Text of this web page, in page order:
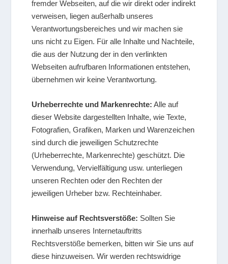
fremder Webseiten, auf die wir direkt oder indirekt
verweisen, liegen außerhalb unseres
Verantwortungsbereiches und wir machen sie
uns nicht zu Eigen. Für alle Inhalte und Nachteile,
die aus der Nutzung der in den verlinkten
Webseiten aufrufbaren Informationen entstehen,
übernehmen wir keine Verantwortung.
Urheberrechte und Markenrechte: Alle auf
dieser Website dargestellten Inhalte, wie Texte,
Fotografien, Grafiken, Marken und Warenzeichen
sind durch die jeweiligen Schutzrechte
(Urheberrechte, Markenrechte) geschützt. Die
Verwendung, Vervielfältigung usw. unterliegen
unseren Rechten oder den Rechten der
jeweiligen Urheber bzw. Rechteinhaber.
Hinweise auf Rechtsverstöße: Sollten Sie
innerhalb unseres Internetauftritts
Rechtsverstöße bemerken, bitten wir Sie uns auf
diese hinzuweisen. Wir werden rechtswidrige